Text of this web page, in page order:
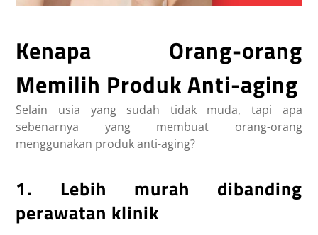
Kenapa Orang-orang
Memilih Produk Anti-aging
Selain usia yang sudah tidak muda, tapi apa
sebenarnya yang membuat orang-orang
menggunakan produk anti-aging?
1. Lebih murah dibanding
perawatan klinik